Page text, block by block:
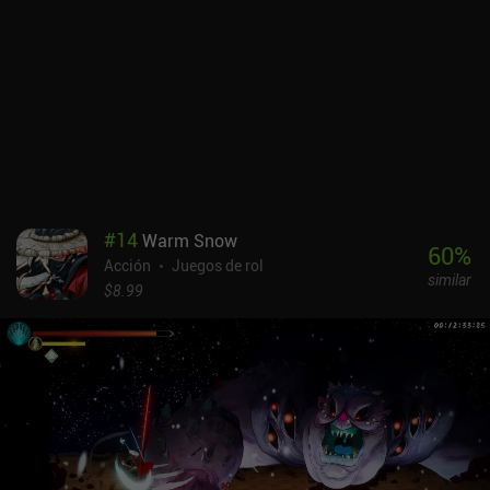
única, enseguida se vuelve aburrida, y el sistema de mejoras es
penoso. No recomendaría el juego a menos que puedas ignorar la
monetización y estés dispuesto a machacarte.
#14Warm Snow
Acción
Juegos de rol
$8.99
60%
similar